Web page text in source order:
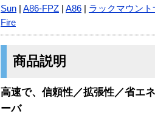
Sun A86-FPZ A86
ラックマウント
Fire
商品説明
高速で、信頼性／拡張性／省エ
ーバ